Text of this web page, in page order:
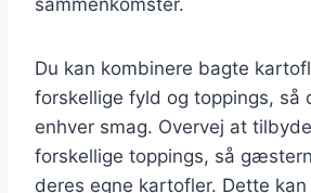
Du kan kombinere bagte
forskellige fyld og toppings, så
enhver smag. Overvej at
forskellige toppings, så
deres egne kartofler. Dette